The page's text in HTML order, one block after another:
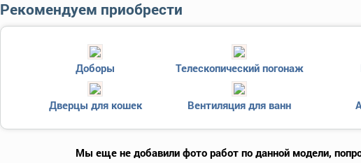
Рекомендуем приобрести
Доборы Телескопический погонаж
Дверцы для кошек Вентиляция для ванн
Мы еще не добавили фото работ по данной модели,